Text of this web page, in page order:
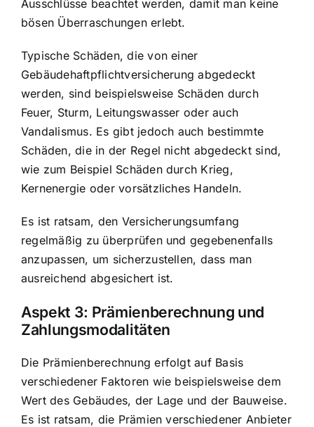
Ausschlüsse beachtet werden, damit man keine
bösen Überraschungen erlebt.
Typische Schäden, die von einer
Gebäudehaftpflichtversicherung abgedeckt
werden, sind beispielsweise Schäden durch
Feuer, Sturm, Leitungswasser oder auch
Vandalismus. Es gibt jedoch auch bestimmte
Schäden, die in der Regel nicht abgedeckt sind,
wie zum Beispiel Schäden durch Krieg,
Kernenergie oder vorsätzliches Handeln.
Es ist ratsam, den Versicherungsumfang
regelmäßig zu überprüfen und gegebenenfalls
anzupassen, um sicherzustellen, dass man
ausreichend abgesichert ist.
Aspekt 3: Prämienberechnung und
Zahlungsmodalitäten
Die Prämienberechnung erfolgt auf Basis
verschiedener Faktoren wie beispielsweise dem
Wert des Gebäudes, der Lage und der Bauweise.
Es ist ratsam, die Prämien verschiedener Anbieter